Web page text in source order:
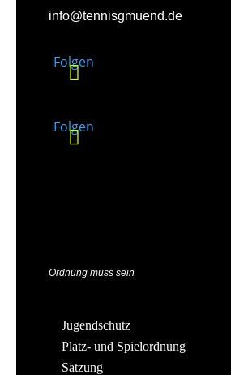
info@tennisgmuend.de
Folgen
Folgen
Ordnung muss sein
Jugendschutz
Platz- und Spielordnung
Satzung